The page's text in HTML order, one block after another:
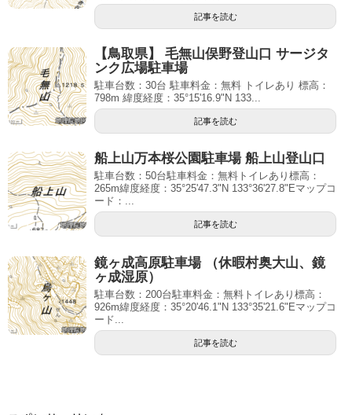
記事を読む
【鳥取県】 毛無山俣野登山口 サージタ
ンク広場駐車場
駐車台数：30台 駐車料金：無料 トイレあり 標高：
798m 緯度経度：35°15'16.9"N 133...
記事を読む
船上山万本桜公園駐車場 船上山登山口
駐車台数：50台駐車料金：無料トイレあり標高：
265m緯度経度：35°25'47.3"N 133°36'27.8"Eマップコ
ード：...
記事を読む
鏡ヶ成高原駐車場 （休暇村奥大山、鏡
ヶ成湿原）
駐車台数：200台駐車料金：無料トイレあり標高：
926m緯度経度：35°20'46.1"N 133°35'21.6"Eマップコ
ード...
記事を読む